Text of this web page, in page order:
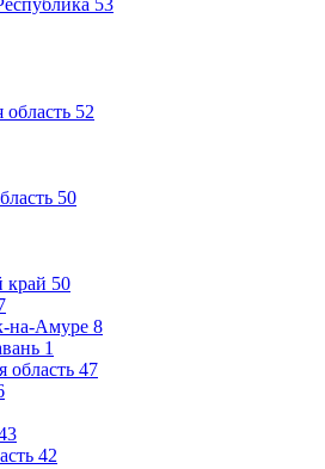
53
52
50
край 50
на-Амуре 8
1
область 47
42